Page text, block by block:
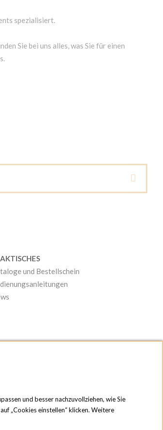
spezialisiert.
Sie bei uns alles, was Sie für einen
und Bestellschein
und besser nachzuvollziehen, wie Sie
„Cookies einstellen“ klicken. Weitere